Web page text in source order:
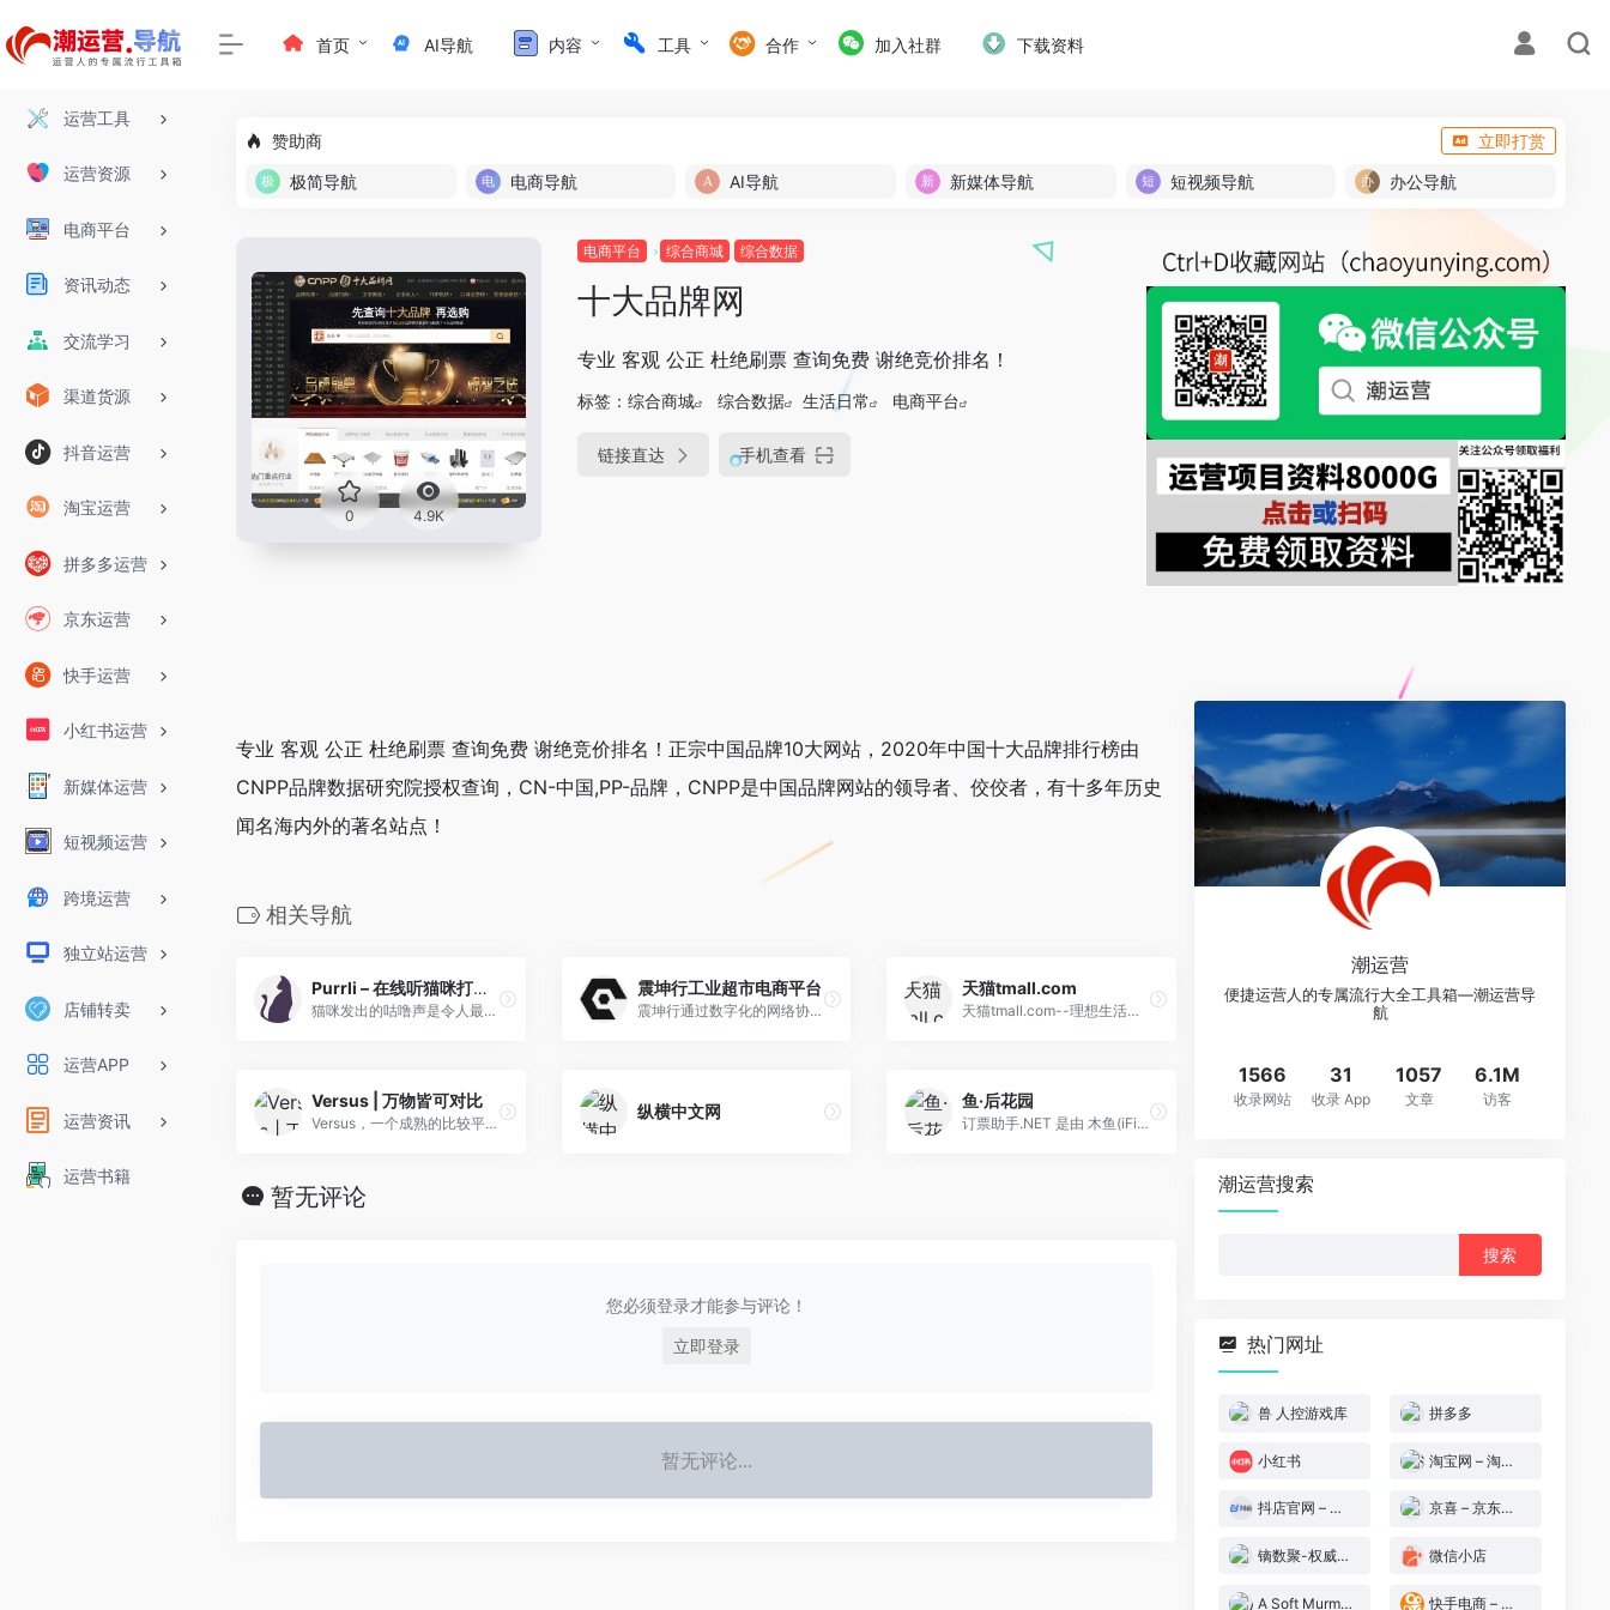
运营工具
运营资源
电商平台
资讯动态
交流学习
渠道货源
抖音运营
淘宝运营
拼多多运营
京东运营
快手运营
小红书运营
新媒体运营
短视频运营
跨境运营
独立站运营
店铺转卖
运营APP
运营资讯
运营书籍
首页 AI导航 内容 工具 合作 加入社群 下载资料
赞助商
立即打赏
极简导航
电商导航 AI导航 新媒体导航 短视频导航 办公导航
0 4.9K
电商平台 综合商城 综合数据
十大品牌网
专业 客观 公正 杜绝刷票 查询免费 谢绝竞价排名！
标签： 综合商城 综合数据 生活日常 电商平台
链接直达 手机查看
专业 客观 公正 杜绝刷票 查询免费 谢绝竞价排名！正宗中国品牌10大网站，2020年中国十大品牌排行榜由
CNPP品牌数据研究院授权查询，CN-中国,PP-品牌，CNPP是中国品牌网站的领导者、佼佼者，有十多年历史
闻名海内外的著名站点！
相关导航
Purrli – 在线听猫咪打呼噜声
猫咪发出的咕噜声是令人最放松的声音之一，当你倍感压力时可以帮助你平静下来。
震坤行工业超市电商平台
震坤行通过数字化的网络协同，实现工业用品透明、高效的一站式采购；利用物联网技术与数据智能，实现工厂物料的智能化管理，提供通用设备的在线监控、租赁及维修保养等服务。
天猫tmall.com
天猫tmall.com--理想生活上天猫
Versus | 万物皆可对比
Versus，一个成熟的比较平台，从比较手机到比较城市，脱去繁杂的营销外壳，呈现最真实的一面，让您轻松掌握一切资讯。
纵横中文网
鱼·后花园
订票助手.NET 是由 木鱼(iFish) 自2013年发起的一个非开源非商业免费软件，目标是做出一款功能全面稳定强大的12306非官方客户端。
暂无评论
您必须登录才能参与评论！
立即登录
暂无评论...
潮运营
便捷运营人的专属流行大全工具箱—潮运营导
航
1566
收录网站
31
收录 App
1057
文章
6.1M
访客
潮运营搜索
热门网址
兽 人控游戏库 拼多多
小红书 淘宝网 – 淘！我喜欢
抖店官网 – 抖音小店商家后台 京喜 – 京东旗下特价购物平台
镝数聚-权威数据 微信小店
A Soft Murmur在线白噪音生成器 快手电商 – 快手小店